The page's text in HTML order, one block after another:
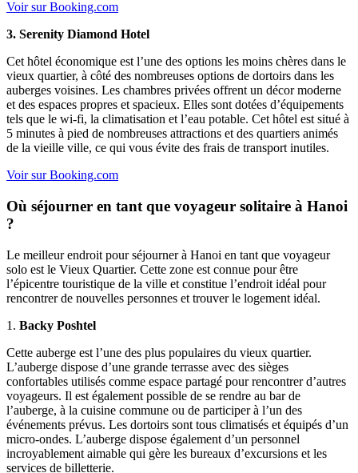
Voir sur Booking.com
3. Serenity Diamond Hotel
Cet hôtel économique est l’une des options les moins chères dans le
vieux quartier, à côté des nombreuses options de dortoirs dans les
auberges voisines. Les chambres privées offrent un décor moderne
et des espaces propres et spacieux. Elles sont dotées d’équipements
tels que le wi-fi, la climatisation et l’eau potable. Cet hôtel est situé à
5 minutes à pied de nombreuses attractions et des quartiers animés
de la vieille ville, ce qui vous évite des frais de transport inutiles.
Voir sur Booking.com
Où séjourner en tant que voyageur solitaire à Hanoi
?
Le meilleur endroit pour séjourner à Hanoi en tant que voyageur
solo est le Vieux Quartier. Cette zone est connue pour être
l’épicentre touristique de la ville et constitue l’endroit idéal pour
rencontrer de nouvelles personnes et trouver le logement idéal.
1. Backy Poshtel
Cette auberge est l’une des plus populaires du vieux quartier.
L’auberge dispose d’une grande terrasse avec des sièges
confortables utilisés comme espace partagé pour rencontrer d’autres
voyageurs. Il est également possible de se rendre au bar de
l’auberge, à la cuisine commune ou de participer à l’un des
événements prévus. Les dortoirs sont tous climatisés et équipés d’un
micro-ondes. L’auberge dispose également d’un personnel
incroyablement aimable qui gère les bureaux d’excursions et les
services de billetterie.